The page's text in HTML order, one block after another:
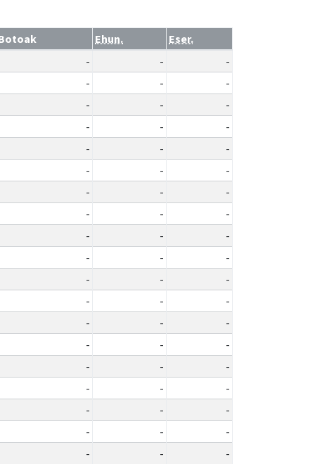
Ehun.
Eser.
- -
-
- -
-
- -
-
- -
-
- -
-
- -
-
- -
-
- -
-
- -
-
- -
-
- -
-
- -
-
- -
-
- -
-
- -
-
- -
-
- -
-
- -
-
- -
-